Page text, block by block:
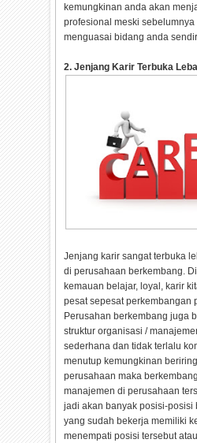
kemungkinan anda akan
profesional meski sebelumnya
menguasai bidang anda
2. Jenjang Karir Terbuka
Jenjang karir sangat terbuka
di perusahaan berkembang.
kemauan belajar, loyal, karir
pesat sepesat perkembangan
Perusahan berkembang juga
struktur organisasi /
sederhana dan tidak terlalu
menutup kemungkinan
perusahaan maka
manajemen di perusahaan
jadi akan banyak posisi-posisi
yang sudah bekerja memiliki
menempati posisi tersebut